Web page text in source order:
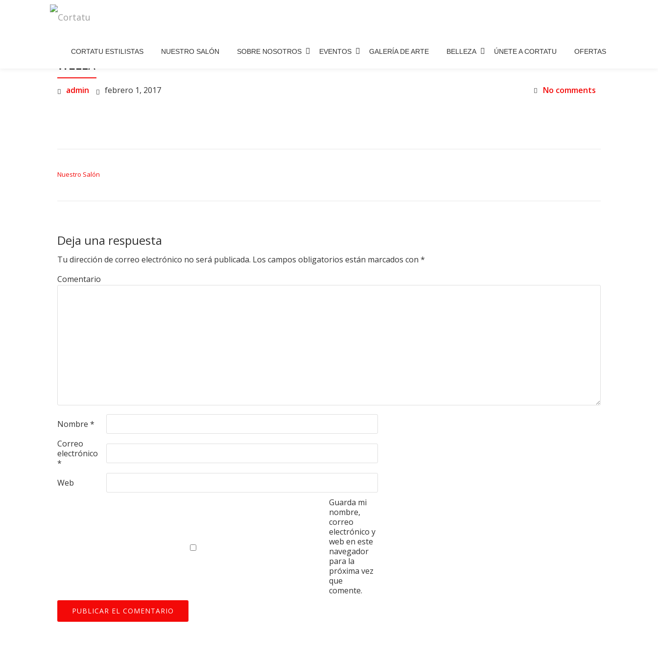
CORTATU ESTILISTAS NUESTRO SALÓN SOBRE NOSOTROS EVENTOS GALERÍA DE ARTE BELLEZA ÚNETE A CORTATU OFERTAS
WELLA
admin febrero 1, 2017 No comments
Nuestro Salón
Deja una respuesta
Tu dirección de correo electrónico no será publicada. Los campos obligatorios están marcados con *
Comentario
Nombre *
Correo
electrónico
*
Web
Guarda mi
nombre,
correo
electrónico y
web en este
navegador
para la
próxima vez
que
comente.